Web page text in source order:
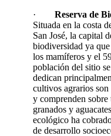
· Reserva de
Situada en la costa
San José, la capital
biodiversidad ya
los mamíferos y el
población del sitio
dedican
cultivos agrarios son
y comprenden sobre
granados y
ecológico ha
de desarrollo